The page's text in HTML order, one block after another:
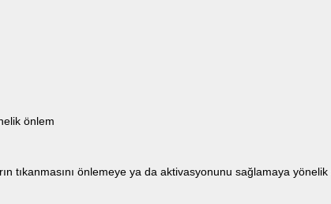
önlem
tıkanmasını önlemeye ya da aktivasyonunu sağlamaya